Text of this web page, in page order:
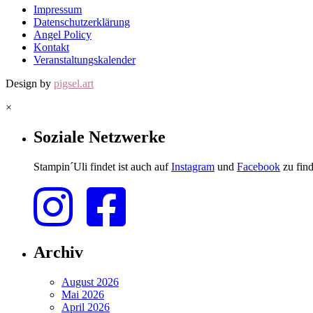
Impressum
Datenschutzerklärung
Angel Policy
Kontakt
Veranstaltungskalender
Design by pigsel.art
×
Soziale Netzwerke
Stampin´Uli findet ist auch aufInstagram und Facebook zu
Archiv
August 2026
Mai 2026
April 2026